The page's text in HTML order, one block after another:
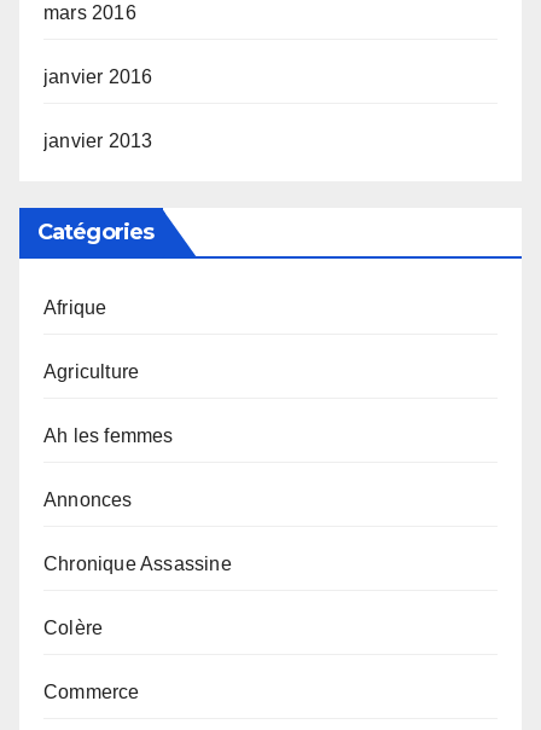
mars 2016
janvier 2016
janvier 2013
Catégories
Afrique
Agriculture
Ah les femmes
Annonces
Chronique Assassine
Colère
Commerce